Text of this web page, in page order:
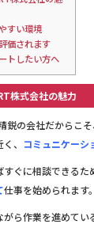
すい環境
価されます
トしたい方へ
株式会社の魅力
の会社だからこそ
、 コミュニケーシ
ぐに相談できるた
仕事を始められます。
ら作業を進めてい